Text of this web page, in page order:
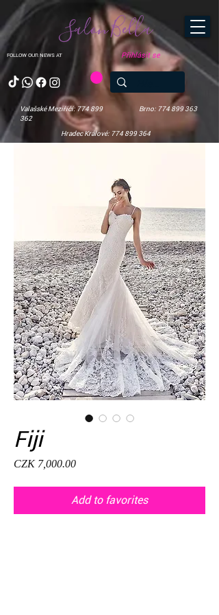
FOLLOW OUR NEWS AT
Salon Bella
Valašské Meziříčí: 774 899
362
Brno: 774 899 363
Hradec Králové: 774 899 364
Přihlásit se
Fiji
CZK 7,000.00Price
Add to favorites